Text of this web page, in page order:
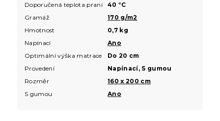
Doporučená teplota praní
40 °C
Gramáž
170 g/m2
Hmotnost
0,7 kg
Napínací
Ano
Optimální výška matrace
Do 20 cm
Provedení
Napínací, S gumou
Rozměr
160 x 200 cm
S gumou
Ano